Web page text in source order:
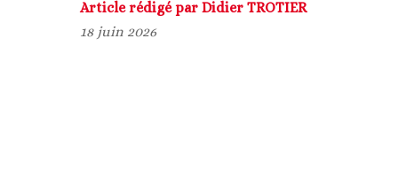
Article rédigé par Didier TROTIER
18 juin 2026